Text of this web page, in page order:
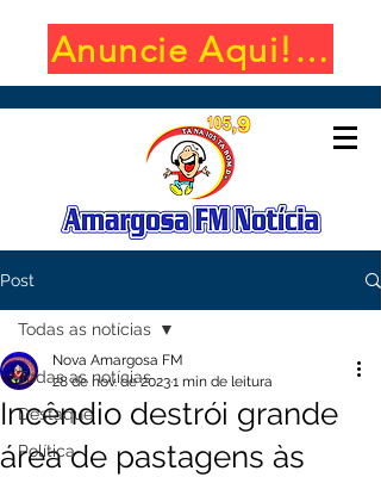
Anuncie Aqui!
Post
Todas as notícias
Destaque
Política
Todas as notícias
Incêndio destrói grande
área de pastagens às
Nova Amargosa FM
28 de nov. de 20231 min de leitura